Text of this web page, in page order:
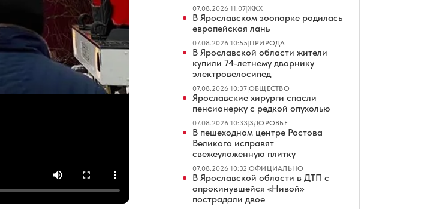
07.08.2026 11:07|ЖКХ
В Ярославском зоопарке родилась
европейская лань
07.08.2026 10:55|ПРИРОДА
В Ярославской области жители
купили 74-летнему дворнику
электровелосипед
07.08.2026 10:37|ОБЩЕСТВО
Ярославские хирурги спасли
пенсионерку с редкой опухолью
07.08.2026 10:33|ЗДОРОВЬЕ
В пешеходном центре Ростова
Великого исправят
свежеуложенную плитку
07.08.2026 10:32|ОФИЦИАЛЬНО
В Ярославской области в ДТП с
опрокинувшейся «Нивой»
пострадали двое